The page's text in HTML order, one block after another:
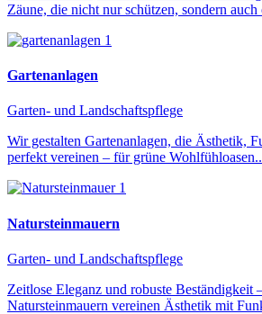
Zäune, die nicht nur schützen, sondern auch
Gartenanlagen
Garten- und Landschaftspflege
Wir gestalten Gartenanlagen, die Ästhetik,
perfekt vereinen – für grüne
Natursteinmauern
Garten- und Landschaftspflege
Zeitlose Eleganz und robuste Beständigkeit
Natursteinmauern vereinen Ästhetik mit